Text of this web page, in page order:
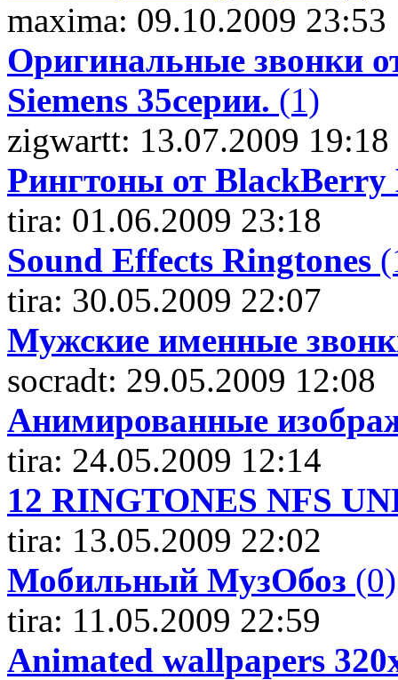
maxima: 09.10.2009 23:53
Оригинальные звонки
Siemens 35серии. (1)
zigwartt: 13.07.2009 19:18
Рингтоны от BlackBerry
tira: 01.06.2009 23:18
Sound Effects Ringtones
tira: 30.05.2009 22:07
Мужские именные
socradt: 29.05.2009 12:08
Анимированные
tira: 24.05.2009 12:14
12 RINGTONES NFS
tira: 13.05.2009 22:02
Мобильный МузОбоз (0)
tira: 11.05.2009 22:59
Animated wallpapers